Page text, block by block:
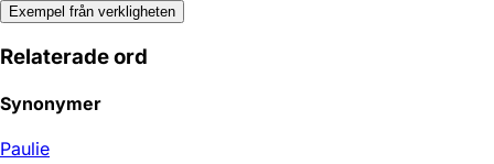
Exempel från verkligheten
Relaterade ord
Synonymer
Paulie